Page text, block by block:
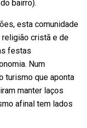
bairro).
esta comunidade
cristã e de
festas
Num
turismo que aponta
manter laços
afinal tem lados